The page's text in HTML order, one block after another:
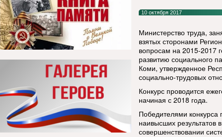
10 октября 2017
Министерство труда,
взятых сторонами
вопросам на 2015-2017
развитию социального
Коми, утвержденное
социально-трудовых
Конкурс проводится
начиная с 2018 года.
Победителями
наивысших результатов
совершенствовании